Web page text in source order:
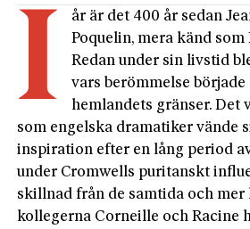
I
år är det 400 år sedan
Poquelin, mera känd
Redan under sin livstid
vars berömmelse
hemlandets gränser. Det
som engelska dramatiker vände
inspiration efter en lång period
under Cromwells puritanskt
skillnad från de samtida och
kollegerna Corneille och Racine